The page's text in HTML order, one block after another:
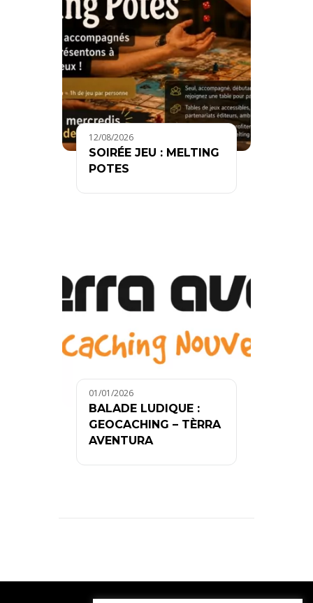
12/08/2026
SOIRÉE JEU : MELTING
POTES
01/01/2026
BALADE LUDIQUE :
GEOCACHING – TÈRRA
AVENTURA